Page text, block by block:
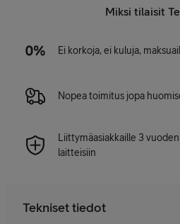
Miksi tilaisit
Ei korkoja, ei kuluja,
Nopea toimitus jopa
Liittymäasiakkaille 3
laitteisiin
Tekniset tiedot